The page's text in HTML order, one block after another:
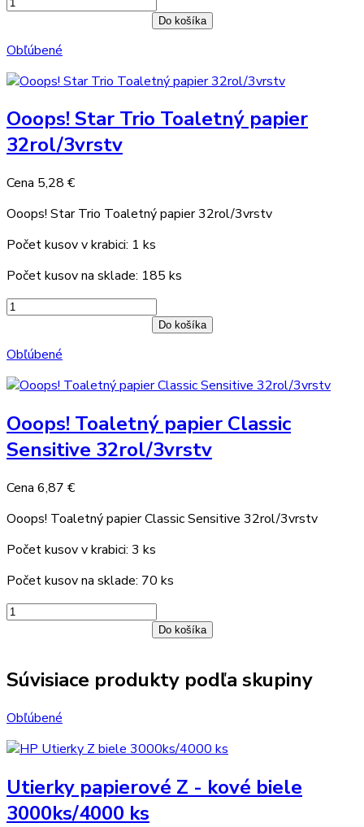
Do košíka
Obľúbené
Ooops! Star Trio Toaletný papier
32rol/3vrstv
Cena 5,28 €
Ooops! Star Trio Toaletný papier 32rol/3vrstv
Počet kusov v krabici: 1 ks
Počet kusov na sklade: 185 ks
Do košíka
Obľúbené
Ooops! Toaletný papier Classic
Sensitive 32rol/3vrstv
Cena 6,87 €
Ooops! Toaletný papier Classic Sensitive 32rol/3vrstv
Počet kusov v krabici: 3 ks
Počet kusov na sklade: 70 ks
Do košíka
Súvisiace produkty podľa skupiny
Obľúbené
Utierky papierové Z - kové biele
3000ks/4000 ks